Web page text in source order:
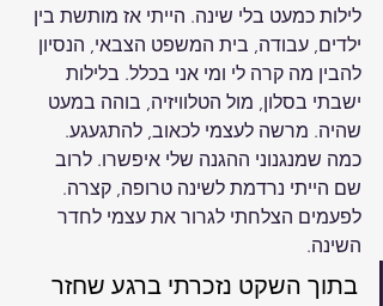
לילות כמעט בלי שינה. הייתי אז מותשת בין
ילדים, עבודה, בית המשפט הצבאי, הנסיון
להבין מה קרה לי ומי אני בכלל. בלילות
ישבתי בסלון, מול הטלוויזיה, בוהה במעט
שהיה. מרשה לעצמי לכאוב, להתגעגע.
כמה שמנגנוני ההגנה שלי איפשרו. לרוב
שם הייתי נרדמת לשינה טרופה, קצרה.
לפעמים הצלחתי לגרור את עצמי לחדר
השינה.
בתוך השקט נזכרתי ברגע שחזר